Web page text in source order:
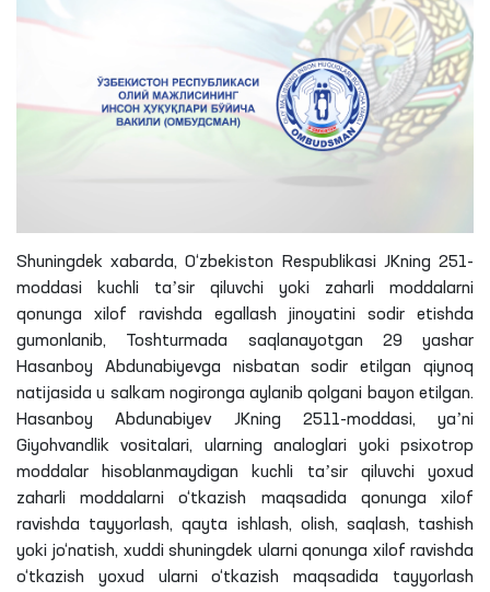
Shuningdek xabarda, O‘zbekiston Respublikasi JKning 251-
moddasi kuchli taʼsir qiluvchi yoki zaharli moddalarni
qonunga xilof ravishda egallash jinoyatini sodir etishda
gumonlanib, Toshturmada saqlanayotgan 29 yashar
Hasanboy
Abdunabiyevga nisbatan sodir etilgan qiynoq
natijasida u salkam nogironga aylanib qolgani bayon etilgan.
Hasanboy
Abdunabiyev JKning 2511-moddasi, yaʼni
Giyohvandlik vositalari, ularning analoglari yoki psixotrop
moddalar hisoblanmaydigan kuchli taʼsir qiluvchi yoxud
zaharli moddalarni o‘tkazish maqsadida qonunga xilof
ravishda tayyorlash, qayta ishlash, olish, saqlash, tashish
yoki jo‘natish, xuddi shuningdek ularni qonunga xilof ravishda
o‘tkazish yoxud ularni o‘tkazish maqsadida tayyorlash